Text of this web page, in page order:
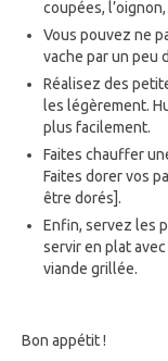
coupées,
Vous pouvez ne
vache par un peu
Réalisez des
les légèrement.
plus facilement.
Faites chauffer
Faites dorer vos
être dorés].
Enfin, servez les
servir en plat
viande grillée.
Bon appétit !